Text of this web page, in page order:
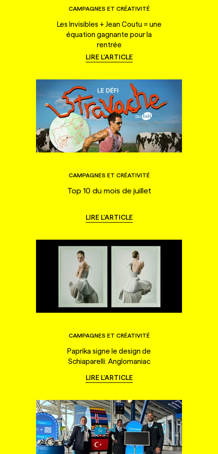
CAMPAGNES ET CRÉATIVITÉ
Les Invisibles + Jean Coutu = une
équation gagnante pour la
rentrée
LIRE L'ARTICLE
CAMPAGNES ET CRÉATIVITÉ
Top 10 du mois de juillet
LIRE L'ARTICLE
CAMPAGNES ET CRÉATIVITÉ
Paprika signe le design de
Schiaparelli: Anglomaniac
LIRE L'ARTICLE